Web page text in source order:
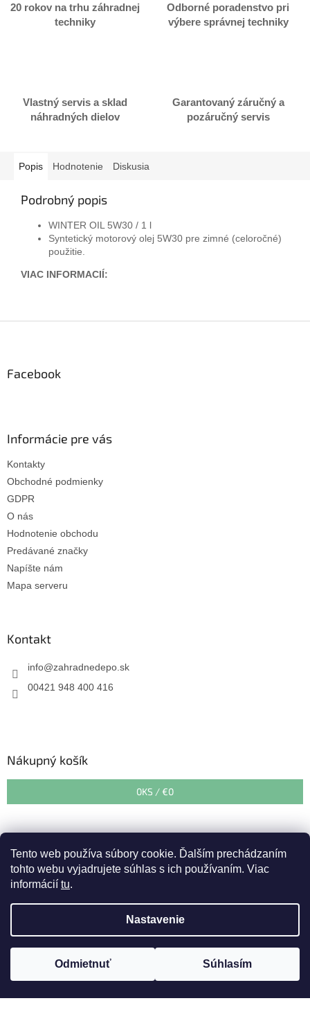
Tento web používa súbory cookie. Ďalším prechádzaním
tohto webu vyjadrujete súhlas s ich používaním. Viac
informácií tu.
Nastavenie
Odmietnuť Súhlasím
Upozorňujeme zákazníkov, že v období od 27. 07. 2026 do 07.08.
20 rokov na trhu záhradnej
techniky
Odborné poradenstvo pri
výbere správnej techniky
Vlastný servis a sklad
náhradných dielov
Garantovaný záručný a
pozáručný servis
Popis Hodnotenie Diskusia
Podrobný popis
WINTER OIL 5W30 / 1 l
Syntetický motorový olej 5W30 pre zimné (celoročné)
použitie.
VIAC INFORMACIÍ:
Facebook
Informácie pre vás
Kontakty
Obchodné podmienky
GDPR
O nás
Hodnotenie obchodu
Predávané značky
Napíšte nám
Mapa serveru
Kontakt
info@zahradnedepo.sk
00421 948 400 416
Nákupný košík
0KS / €0
Vytvoril Shoptet &
Zahradnedepo.sk
Upraviť nastavenie cookies